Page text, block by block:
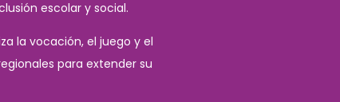
escolar y social.
la vocación, el juego y el
para extender su